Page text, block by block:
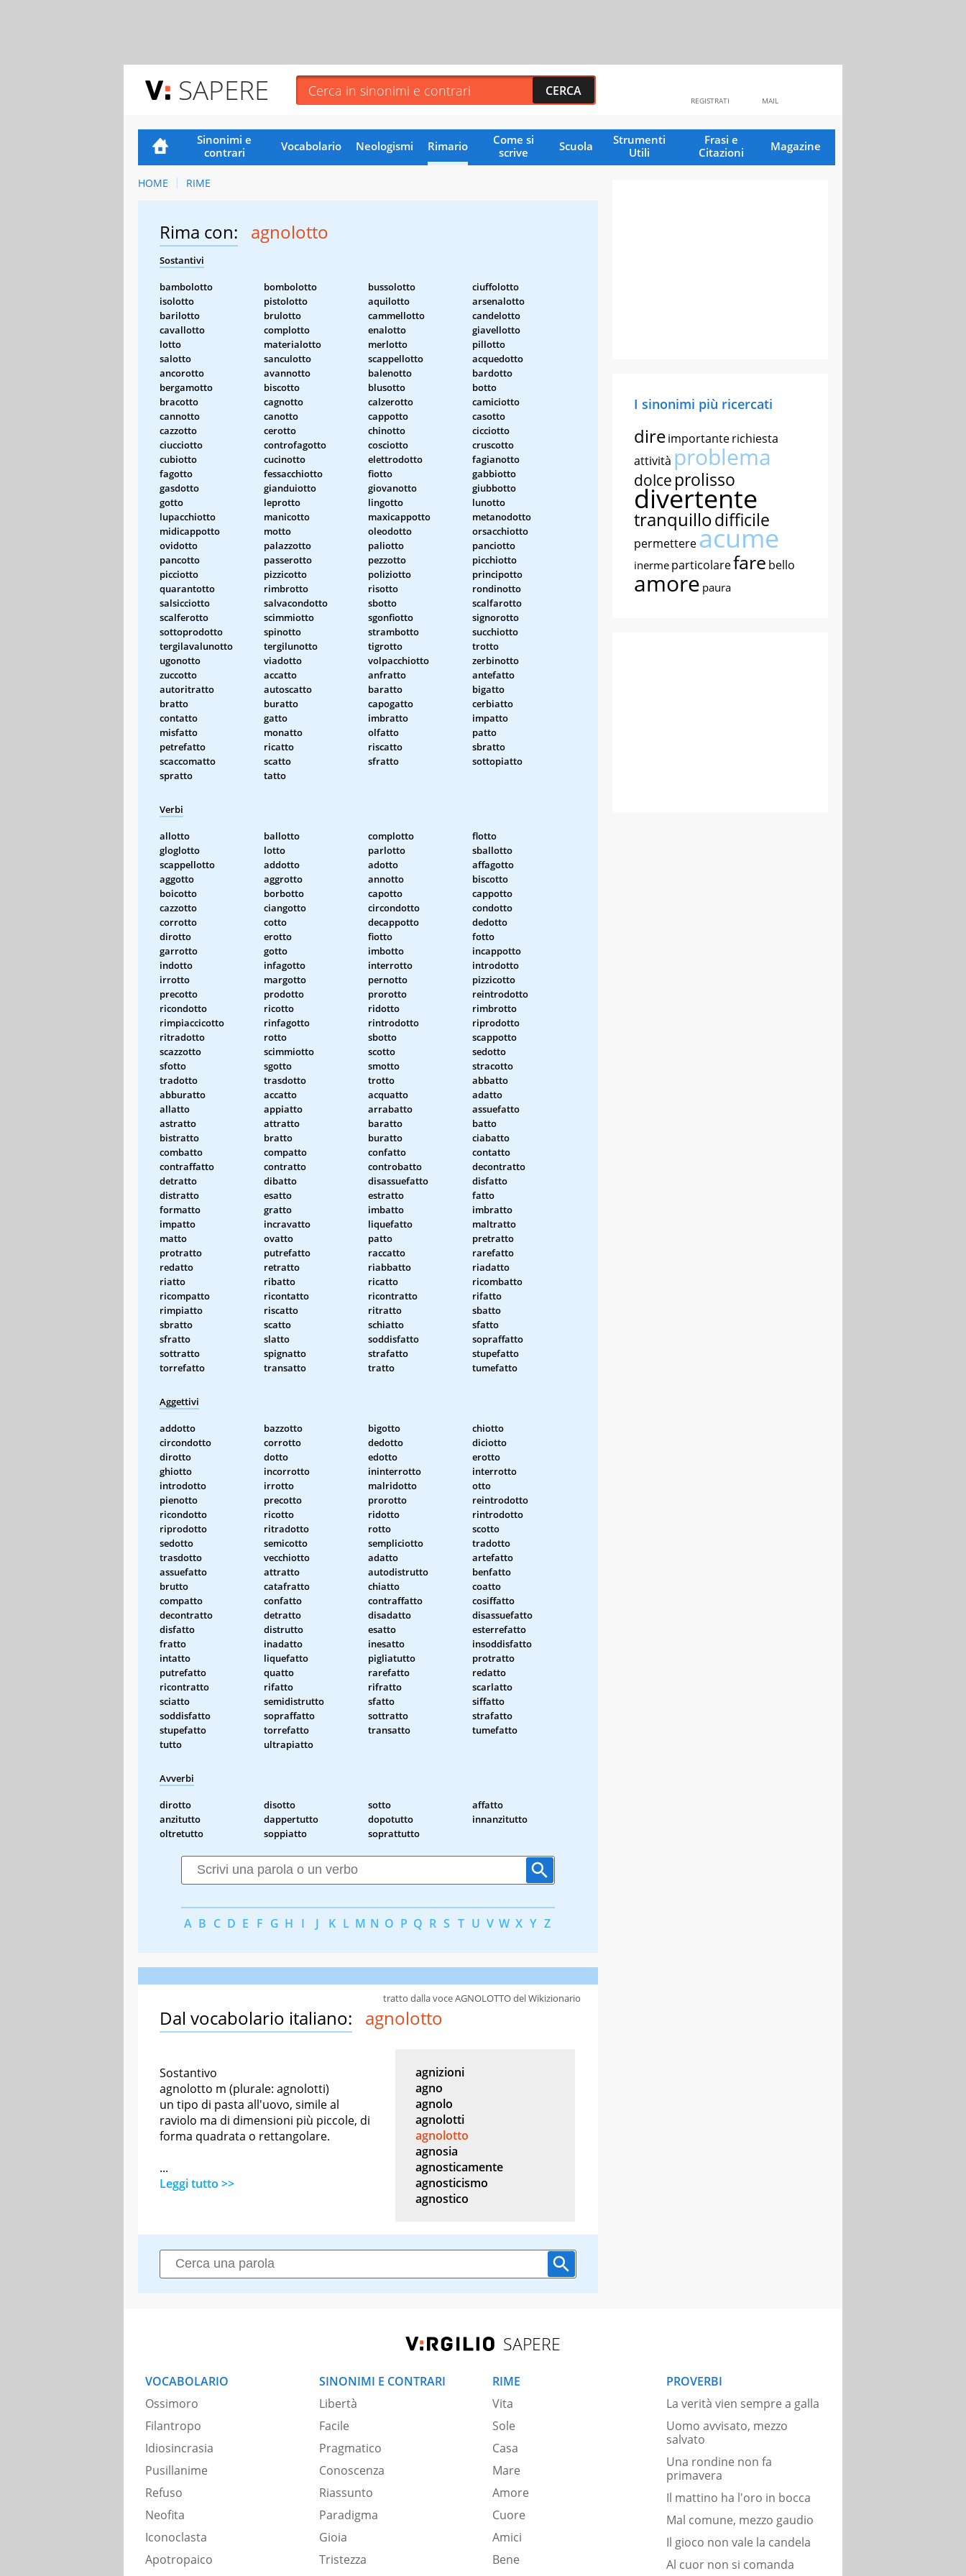
SAPERE MAIL
REGISTRATI
Sinonimi e
contrari
Vocabolario Neologismi Rimario
Come si
scrive
Scuola
Strumenti
Utili
Frasi e
Citazioni
Magazine
HOME RIME
Rima con: agnolotto
Sostantivi
bambolotto bombolotto bussolotto
ciuffolotto
isolotto
pistolotto aquilotto
arsenalotto
barilotto
brulotto cammellotto
candelotto
cavallotto
complotto enalotto
giavellotto
lotto
materialotto merlotto
pillotto
salotto
sanculotto scappellotto
acquedotto
ancorotto
avannotto balenotto
bardotto
bergamotto
biscotto blusotto
botto
bracotto
cagnotto calzerotto
camiciotto
cannotto
canotto cappotto
casotto
cazzotto
cerotto chinotto
cicciotto
ciucciotto
controfagotto cosciotto
cruscotto
cubiotto
cucinotto elettrodotto
fagianotto
fagotto
fessacchiotto fiotto
gabbiotto
gasdotto
gianduiotto giovanotto
giubbotto
gotto
leprotto lingotto
lunotto
lupacchiotto
manicotto maxicappotto
metanodotto
midicappotto
motto oleodotto
orsacchiotto
ovidotto
palazzotto paliotto
panciotto
pancotto
passerotto pezzotto
picchiotto
picciotto
pizzicotto poliziotto
principotto
quarantotto
rimbrotto risotto
rondinotto
salsicciotto
salvacondotto sbotto
scalfarotto
scalferotto
scimmiotto sgonfiotto
signorotto
sottoprodotto
spinotto strambotto
succhiotto
tergilavalunotto
tergilunotto tigrotto
trotto
ugonotto
viadotto volpacchiotto
zerbinotto
zuccotto
accatto anfratto
antefatto
autoritratto
autoscatto baratto
bigatto
bratto
buratto capogatto
cerbiatto
contatto
gatto imbratto
impatto
misfatto
monatto olfatto
patto
petrefatto
ricatto riscatto
sbratto
scaccomatto
scatto sfratto
sottopiatto
spratto
tatto
Verbi
allotto ballotto complotto
flotto
gloglotto
lotto parlotto
sballotto
scappellotto
addotto adotto
affagotto
aggotto
aggrotto annotto
biscotto
boicotto
borbotto capotto
cappotto
cazzotto
ciangotto circondotto
condotto
corrotto
cotto decappotto
dedotto
dirotto
erotto fiotto
fotto
garrotto
gotto imbotto
incappotto
indotto
infagotto interrotto
introdotto
irrotto
margotto pernotto
pizzicotto
precotto
prodotto prorotto
reintrodotto
ricondotto
ricotto ridotto
rimbrotto
rimpiaccicotto
rinfagotto rintrodotto
riprodotto
ritradotto
rotto sbotto
scappotto
scazzotto
scimmiotto scotto
sedotto
sfotto
sgotto smotto
stracotto
tradotto
trasdotto trotto
abbatto
abburatto
accatto acquatto
adatto
allatto
appiatto arrabatto
assuefatto
astratto
attratto baratto
batto
bistratto
bratto buratto
ciabatto
combatto
compatto confatto
contatto
contraffatto
contratto controbatto
decontratto
detratto
dibatto disassuefatto
disfatto
distratto
esatto estratto
fatto
formatto
gratto imbatto
imbratto
impatto
incravatto liquefatto
maltratto
matto
ovatto patto
pretratto
protratto
putrefatto raccatto
rarefatto
redatto
retratto riabbatto
riadatto
riatto
ribatto ricatto
ricombatto
ricompatto
ricontatto ricontratto
rifatto
rimpiatto
riscatto ritratto
sbatto
sbratto
scatto schiatto
sfatto
sfratto
slatto soddisfatto
sopraffatto
sottratto
spignatto strafatto
stupefatto
torrefatto
transatto tratto tumefatto
Aggettivi
addotto bazzotto bigotto
chiotto
circondotto
corrotto dedotto
diciotto
dirotto
dotto edotto
erotto
ghiotto
incorrotto ininterrotto
interrotto
introdotto
irrotto malridotto
otto
pienotto
precotto prorotto
reintrodotto
ricondotto
ricotto ridotto
rintrodotto
riprodotto
ritradotto rotto
scotto
sedotto
semicotto sempliciotto
tradotto
trasdotto
vecchiotto adatto
artefatto
assuefatto
attratto autodistrutto
benfatto
brutto
catafratto chiatto
coatto
compatto
confatto contraffatto
cosiffatto
decontratto
detratto disadatto
disassuefatto
disfatto
distrutto esatto
esterrefatto
fratto
inadatto inesatto
insoddisfatto
intatto
liquefatto pigliatutto
protratto
putrefatto
quatto rarefatto
redatto
ricontratto
rifatto rifratto
scarlatto
sciatto
semidistrutto sfatto
siffatto
soddisfatto
sopraffatto sottratto
strafatto
stupefatto
torrefatto transatto
tumefatto
tutto
ultrapiatto
Avverbi
dirotto disotto sotto
affatto
anzitutto
dappertutto dopotutto
innanzitutto
oltretutto
soppiatto soprattutto
A B C D E F G H I J K L M N O P Q R S T U V W X Y Z
Dal vocabolario italiano: agnolotto
tratto dalla voce AGNOLOTTO del Wikizionario
Sostantivo
agnolotto m (plurale: agnolotti)
un tipo di pasta all'uovo, simile al
raviolo ma di dimensioni più piccole, di
forma quadrata o rettangolare.
...
Leggi tutto >>
agnizioni
agno
agnolo
agnolotti
agnolotto
agnosia
agnosticamente
agnosticismo
agnostico
I sinonimi più ricercati
direimportanterichiesta
attività problema
dolce prolisso
divertente
tranquillodifficile
permettereacume
inerme particolarefare bello
amore paura
SAPERE
VOCABOLARIO
Ossimoro
Filantropo
Idiosincrasia
Pusillanime
Refuso
Neofita
Iconoclasta
Apotropaico
SINONIMI E CONTRARI
Libertà
Facile
Pragmatico
Conoscenza
Riassunto
Paradigma
Gioia
Tristezza
RIME
Vita
Sole
Casa
Mare
Amore
Cuore
Amici
Bene
PROVERBI
La verità vien sempre a galla
Uomo avvisato, mezzo
salvato
Una rondine non fa
primavera
Il mattino ha l'oro in bocca
Mal comune, mezzo gaudio
Il gioco non vale la candela
Al cuor non si comanda